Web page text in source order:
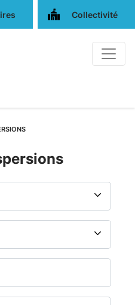
Collectivité